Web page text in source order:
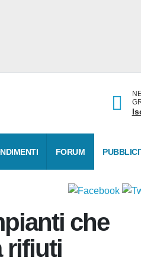
FORUM
che
rifiuti